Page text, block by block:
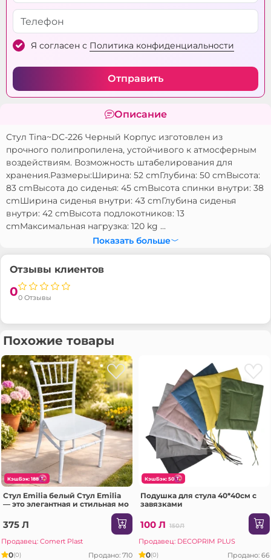
Я согласен с Политика конфиденциальности
Отправить
Описание
Стул Tina~DC-226 Черный Корпус изготовлен из
прочного полипропилена, устойчивого к атмосферным
воздействиям. Возможность штабелирования для
хранения.Размеры:Ширина: 52 cmГлубина: 50 cmВысота:
83 cmВысота до сиденья: 45 cmВысота спинки внутри: 38
cmШирина сиденья внутри: 43 cmГлубина сиденья
внутри: 42 cmВысота подлокотников: 13
cmМаксимальная нагрузка: 120 kg ...
Показать больше
Отзывы клиентов
00 Отзывы
Похожие товары
КэшБэк: 188
Стул Emilia белый Стул Emilia
— это элегантная и стильная мо
375 Л
Продавец: Comert Plast
0(0) Продано: 710
КэшБэк: 50
Подушка для стула 40*40см с
завязками
100 Л 150Л
Продавец: DECOPRIM PLUS
0(0) Продано: 66